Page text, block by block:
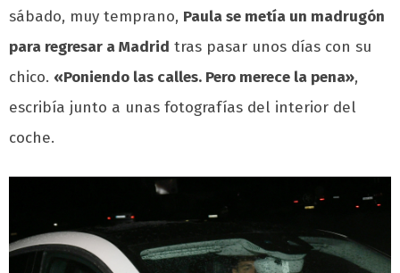
sábado, muy temprano, Paula se metía un madrugón
para regresar a Madrid tras pasar unos días con su
chico. «Poniendo las calles. Pero merece la pena»,
escribía junto a unas fotografías del interior del
coche.